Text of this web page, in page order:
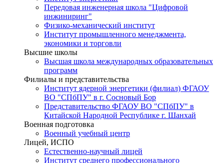
Передовая инженерная школа "Цифровой
инжиниринг"
Физико-механический институт
Институт промышленного менеджмента,
экономики и торговли
Высшие школы
Высшая школа международных образовательных
программ
Филиалы и представительства
Институт ядерной энергетики (филиал) ФГАОУ
ВО "СПбПУ" в г. Сосновый Бор
Представительство ФГАОУ ВО "СПбПУ" в
Китайской Народной Республике г. Шанхай
Военная подготовка
Военный учебный центр
Лицей, ИСПО
Естественно-научный лицей
Институт среднего профессионального